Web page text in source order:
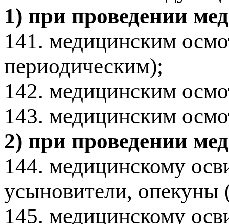
1) при проведении
141. медицинским
периодическим);
142. медицинским
143. медицинским
2) при проведении
144. медицинскому
усыновители, опекуны
145. медицинскому